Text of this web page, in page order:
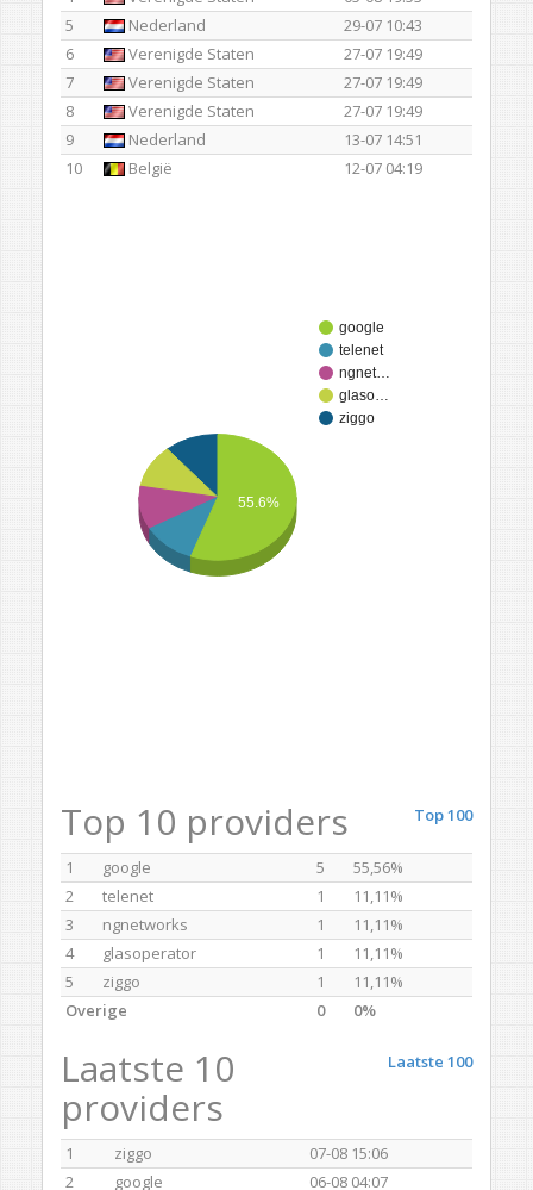
5
Nederland
29-07 10:43
6
Verenigde Staten
27-07 19:49
7
Verenigde Staten
27-07 19:49
8
Verenigde Staten
27-07 19:49
9
Nederland
13-07 14:51
10
België 12-07 04:19
google
telenet
ngnet…
glaso…
ziggo
55.6%
Top 100
Top 10 providers
1 google 5
55,56%
2
telenet 1
11,11%
3
ngnetworks 1
11,11%
4
glasoperator 1
11,11%
5
ziggo 1
11,11%
Overige
0 0%
Laatste 100
Laatste 10
providers
1 ziggo
07-08 15:06
2
google
06-08 04:07